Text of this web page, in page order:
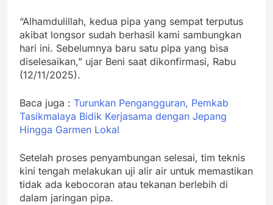
“Alhamdulillah, kedua pipa yang sempat terputus
akibat longsor sudah berhasil kami sambungkan
hari ini. Sebelumnya baru satu pipa yang bisa
diselesaikan,” ujar Beni saat dikonfirmasi, Rabu
(12/11/2025).
Baca juga : Turunkan Pengangguran, Pemkab
Tasikmalaya Bidik Kerjasama dengan Jepang
Hingga Garmen Lokal
Setelah proses penyambungan selesai, tim teknis
kini tengah melakukan uji alir air untuk memastikan
tidak ada kebocoran atau tekanan berlebih di
dalam jaringan pipa.